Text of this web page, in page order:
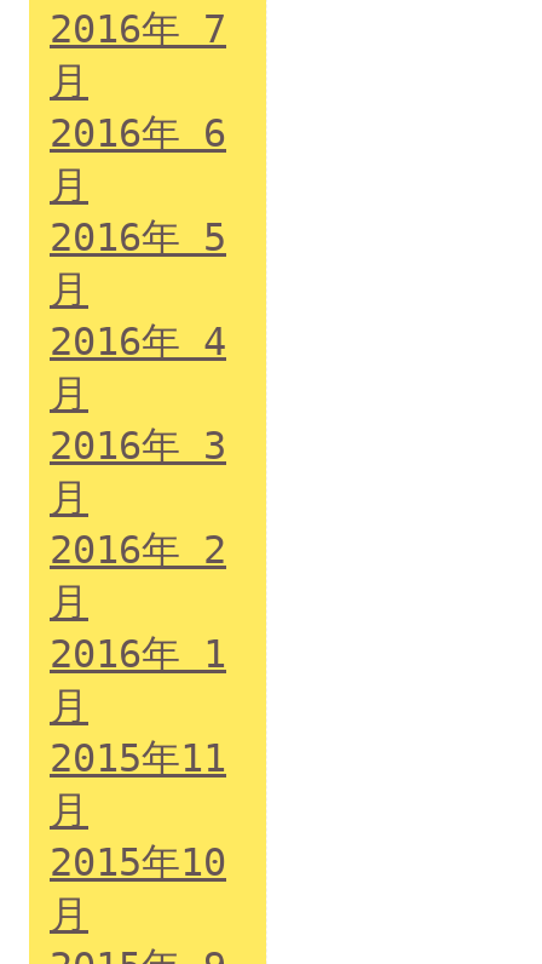
2016年 7
月
2016年 6
月
2016年 5
月
2016年 4
月
2016年 3
月
2016年 2
月
2016年 1
月
2015年11
月
2015年10
月